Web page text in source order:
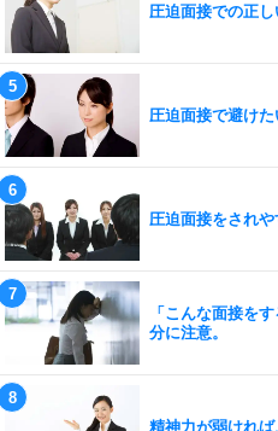
圧迫面接での正し
圧迫面接で避けた
圧迫面接をされや
「こんな面接を
分に注意。
精神力が弱ければ